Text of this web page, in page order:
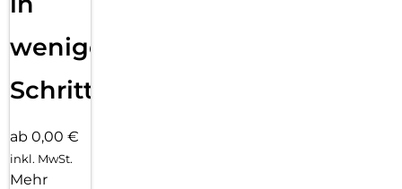
wenigen
Schritten
ab 0,00 €
inkl. MwSt.
Mehr